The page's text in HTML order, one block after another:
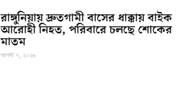
রাঙ্গুনিয়ায় দ্রুতগামী বাসের ধাক্কায় বাইক
আরোহী নিহত, পরিবারে চলছে শোকের
মাতম
আগস্ট ৭, ২০২৬